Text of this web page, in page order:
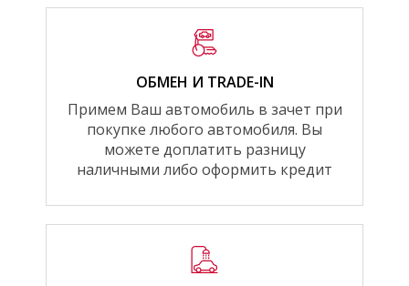
ОБМЕН И TRADE-IN
Примем Ваш автомобиль в зачет при
покупке любого автомобиля. Вы
можете доплатить разницу
наличными либо оформить кредит